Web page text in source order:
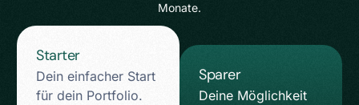
Monate.
Starter
Dein einfacher Start
für dein Portfolio.
Sparer
Deine Möglichkeit